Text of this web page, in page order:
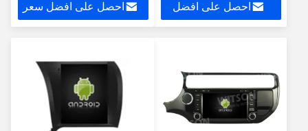
احصل على افضل
احصل على افضل سعر